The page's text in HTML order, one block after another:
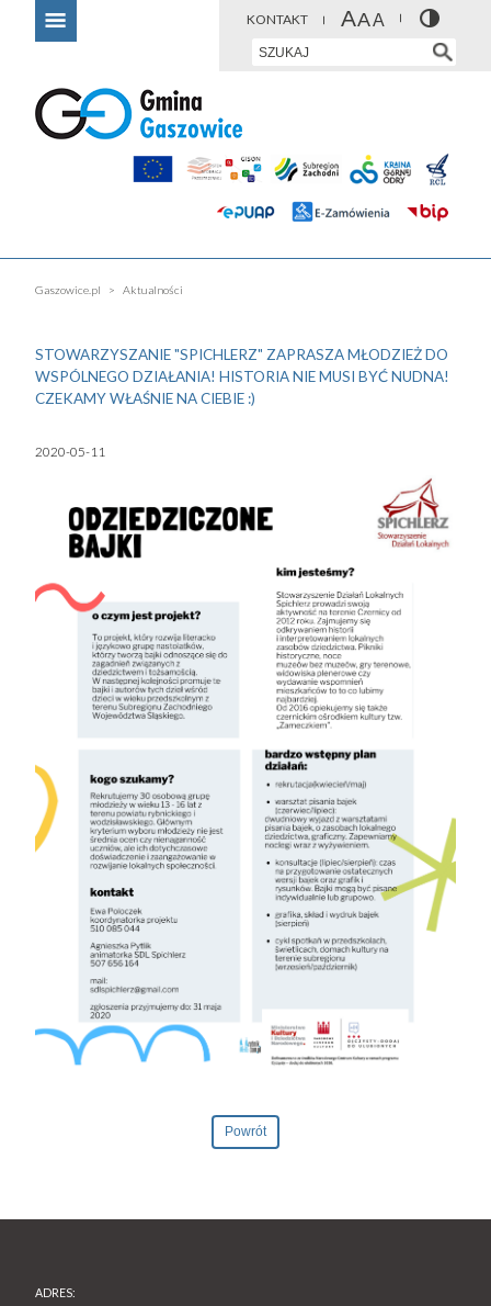
KONTAKT
Gaszowice.pl Aktualności
STOWARZYSZANIE "SPICHLERZ" ZAPRASZA MŁODZIEŻ DO
WSPÓLNEGO DZIAŁANIA! HISTORIA NIE MUSI BYĆ NUDNA!
CZEKAMY WŁAŚNIE NA CIEBIE :)
2020-05-11
Powrót
ADRES: